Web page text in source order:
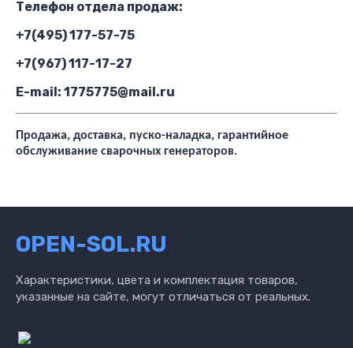
Телефон отдела продаж:
+7(495) 177-57-75
+7(967) 117-17-27
E-mail: 1775775@mail.ru
Продажа, доставка, пуско-наладка, гарантийное
обслуживание сварочных генераторов.
OPEN-SOL.RU
Характеристики, цвета и комплектация товаров,
указанные на сайте, могут отличаться от реальных.